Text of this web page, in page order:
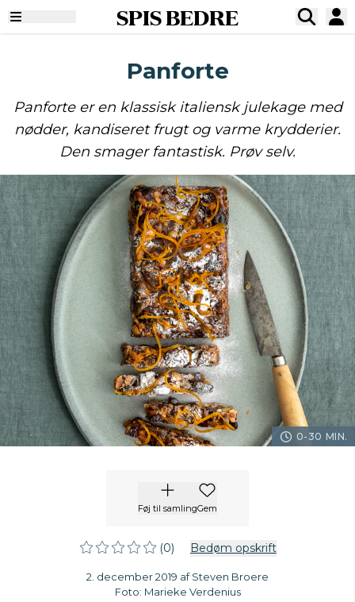
SPIS BEDRE
Panforte
Panforte er en klassisk italiensk julekage med
nødder, kandiseret frugt og varme krydderier.
Den smager fantastisk. Prøv selv.
0-30 MIN.
Føj til samlingGem
(0) Bedøm opskrift
2. december 2019 af Steven Broere
Foto: Marieke Verdenius